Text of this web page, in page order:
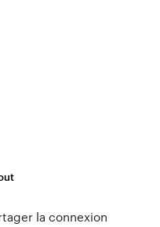
la connexion